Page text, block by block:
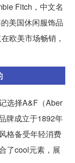
Fitch，中文名
美国休闲服饰品
欧美市场畅销，
选择A&F（Aber
牌成立于1892年
格备受年轻消费
了cool元素，展